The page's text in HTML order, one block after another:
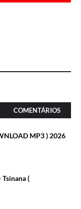
COMENTÁRIOS
MP3 ) 2026
(